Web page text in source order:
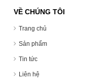
VỀ CHÚNG TÔI
Trang chủ
Sản phẩm
Tin tức
Liên hệ